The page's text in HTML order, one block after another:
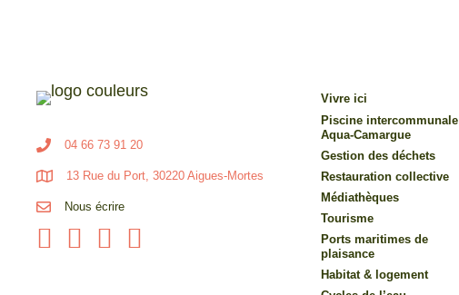
04 66 73 91 20
13 Rue du Port, 30220 Aigues-Mortes
Nous écrire
Vivre ici
Piscine intercommunale
Aqua-Camargue
Gestion des déchets
Restauration collective
Médiathèques
Tourisme
Ports maritimes de
plaisance
Habitat & logement